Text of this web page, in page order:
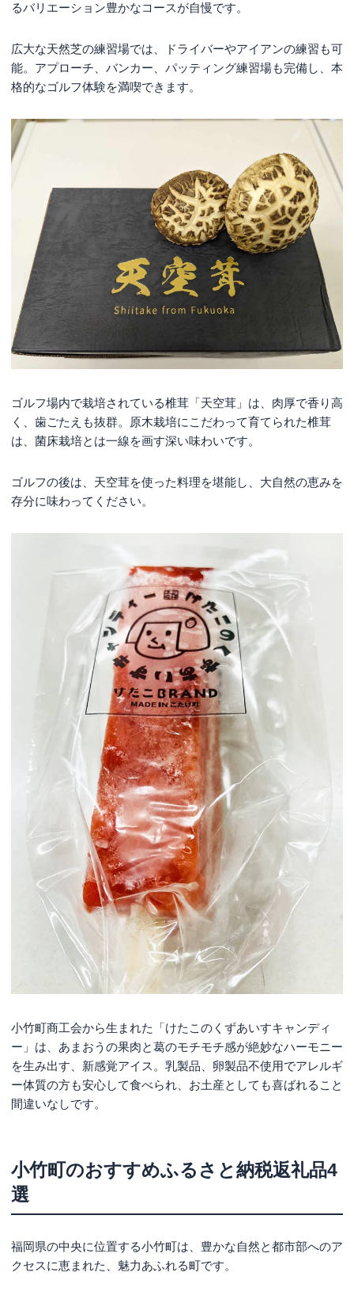
るバリエーション豊かなコースが自慢です。
広大な天然芝の練習場では、ドライバーやアイアンの練習も可
能。アプローチ、バンカー、パッティング練習場も完備し、本
格的なゴルフ体験を満喫できます。
ゴルフ場内で栽培されている椎茸「天空茸」は、肉厚で香り高
く、歯ごたえも抜群。原木栽培にこだわって育てられた椎茸
は、菌床栽培とは一線を画す深い味わいです。
ゴルフの後は、天空茸を使った料理を堪能し、大自然の恵みを
存分に味わってください。
小竹町商工会から生まれた「けたこのくずあいすキャンディ
ー」は、あまおうの果肉と葛のモチモチ感が絶妙なハーモニー
を生み出す、新感覚アイス。乳製品、卵製品不使用でアレルギ
ー体質の方も安心して食べられ、お土産としても喜ばれること
間違いなしです。
小竹町のおすすめふるさと納税返礼品4
選
福岡県の中央に位置する小竹町は、豊かな自然と都市部へのア
クセスに恵まれた、魅力あふれる町です。